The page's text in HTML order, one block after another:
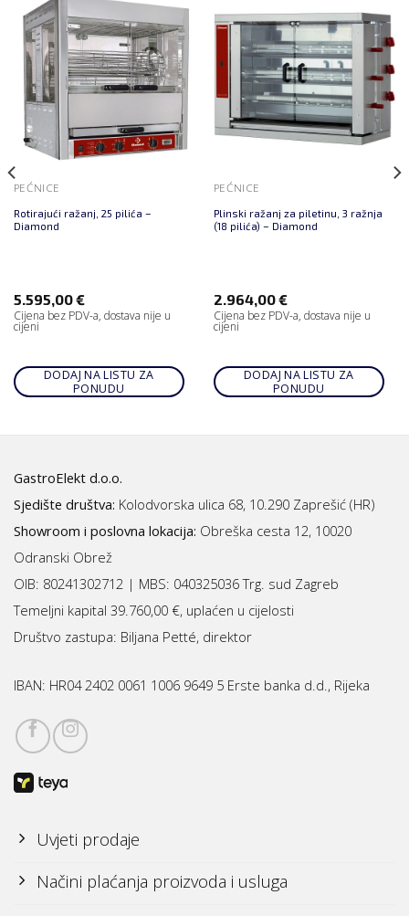
PEĆNICE
Rotirajući ražanj, 25 pilića –
Diamond
5.595,00€
Cijena bez PDV-a, dostava nije u
cijeni
DODAJ NA LISTU ZA
PONUDU
PEĆNICE
Plinski ražanj za piletinu, 3 ražnja
(18 pilića) – Diamond
2.964,00€
Cijena bez PDV-a, dostava nije u
cijeni
DODAJ NA LISTU ZA
PONUDU
GastroElekt d.o.o.
Sjedište društva: Kolodvorska ulica 68, 10.290 Zaprešić (HR)
Showroom i poslovna lokacija: Obreška cesta 12, 10020
Odranski Obrež
OIB: 80241302712 | MBS: 040325036 Trg. sud Zagreb
Temeljni kapital 39.760,00 €, uplaćen u cijelosti
Društvo zastupa: Biljana Petté, direktor
IBAN: HR04 2402 0061 1006 9649 5 Erste banka d.d., Rijeka
Uvjeti prodaje
Načini plaćanja proizvoda i usluga